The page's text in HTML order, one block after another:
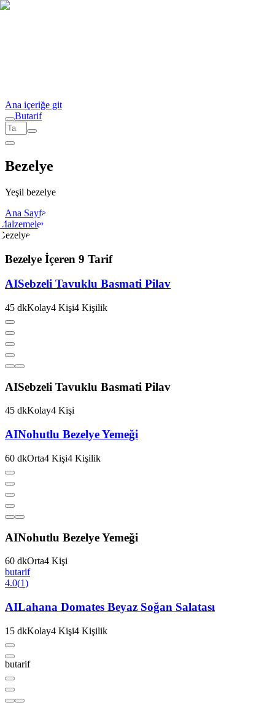
Ana içeriğe git
Butarif
Bezelye
Yeşil bezelye
Ana Sayfa
Bezelye İçeren 9 Tarif
AISebzeli Tavuklu Basmati Pilav
45 dkKolay4 Kişi4 Kişilik
AISebzeli Tavuklu Basmati Pilav
45 dkKolay4 Kişi
AINohutlu Bezelye Yemeği
60 dkOrta4 Kişi4 Kişilik
AINohutlu Bezelye Yemeği
60 dkOrta4 Kişi
butarif
4.0(1)
AILahana Domates Beyaz Soğan Salatası
15 dkKolay4 Kişi4 Kişilik
butarif